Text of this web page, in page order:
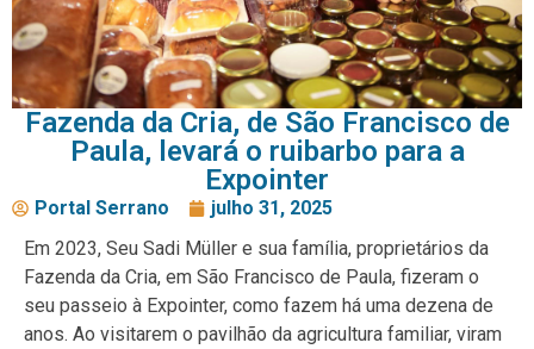
Fazenda da Cria, de São Francisco de
Paula, levará o ruibarbo para a
Expointer
Portal Serrano
julho 31, 2025
Em 2023, Seu Sadi Müller e sua família, proprietários da
Fazenda da Cria, em São Francisco de Paula, fizeram o
seu passeio à Expointer, como fazem há uma dezena de
anos. Ao visitarem o pavilhão da agricultura familiar, viram